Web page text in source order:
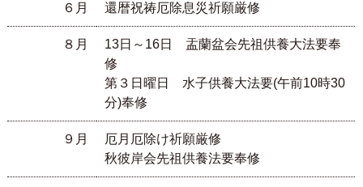
６月 還暦祝祷厄除息災祈願厳修
８月
13日～16日 盂蘭盆会先祖供養大法要奉
修
第３日曜日 水子供養大法要(午前10時30
分)奉修
９月
厄月厄除け祈願厳修
秋彼岸会先祖供養法要奉修